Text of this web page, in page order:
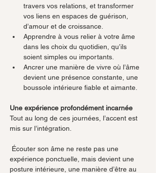
travers vos relations, et transformer
vos liens en espaces de guérison,
d’amour et de croissance.
Apprendre à vous relier à votre âme
dans les choix du quotidien, qu’ils
soient simples ou importants.
Ancrer une manière de vivre où l’âme
devient une présence constante, une
boussole intérieure fiable et aimante.
Une expérience profondément incarnée
Tout au long de ces journées, l’accent est
mis sur l’intégration.
expérience ponctuelle, mais devient une
posture intérieure, une manière d’être au